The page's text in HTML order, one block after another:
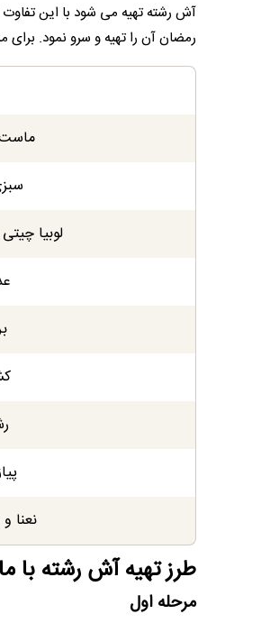
آش رشته تهیه می شود با این
رمضان آن را تهیه و سرو نمود.
لوبیا
نعنا
طرز تهیه آش رشته
مرحله اول